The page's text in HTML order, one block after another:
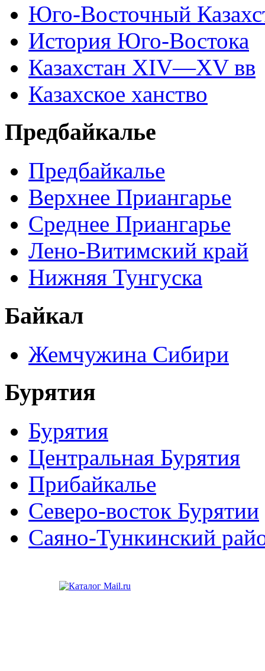
Юго-Восточный
История Юго-Востока
Казахстан XIV—XV вв
Казахское ханство
Предбайкалье
Предбайкалье
Верхнее Приангарье
Среднее Приангарье
Лено-Витимский край
Нижняя Тунгуска
Байкал
Жемчужина Сибири
Бурятия
Бурятия
Центральная Бурятия
Прибайкалье
Северо-восток Бурятии
Саяно-Тункинский